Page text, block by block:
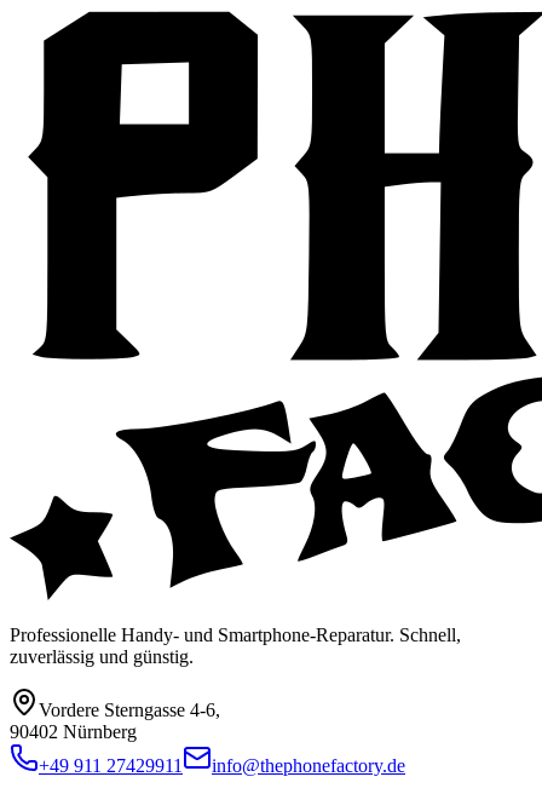
Professionelle Handy- und Smartphone-Reparatur. Schnell,
zuverlässig und günstig.
Vordere Sterngasse 4-6,
90402 Nürnberg
+49 911 27429911
info@thephonefactory.de